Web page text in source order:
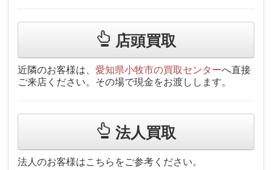
店頭買取
近隣のお客様は、愛知県小牧市の買取センターへ直接
ご来店ください。その場で現金をお渡しします。
法人買取
法人のお客様はこちらをご参考ください。